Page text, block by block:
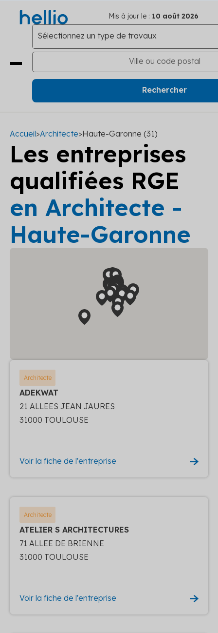
Mis à jour le : 10 août 2026
Accueil>Architecte>Haute-Garonne (31)
Les entreprises
qualifiées RGE
en Architecte -
Haute-Garonne
Architecte
ADEKWAT
21 ALLEES JEAN JAURES
31000 TOULOUSE
Voir la fiche de l'entreprise
Architecte
ATELIER S ARCHITECTURES
71 ALLEE DE BRIENNE
31000 TOULOUSE
Voir la fiche de l'entreprise